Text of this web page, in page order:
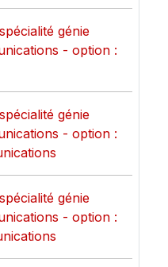
génie
- option :
génie
- option :
génie
- option :